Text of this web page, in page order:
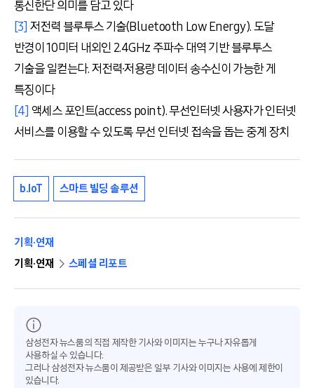
통신한단 의미를 담고 있다
[3] 저전력 블루투스 기술(Bluetooth Low Energy). 도달
반경이 10미터 내외인 2.4GHz 주파수 대역 기반 블루투스
기술을 일컫는다. 저전력∙저용량 데이터 송수신이 가능한 게
특징이다
[4] 액세스 포인트(access point). 무선인터넷 사용자가 인터넷
서비스를 이용할 수 있도록 무선 인터넷 접속을 돕는 중계 장치
b.IoT 스마트 빌딩 솔루션
기획·연재
기획·연재
스페셜 리포트
삼성전자 뉴스룸의 직접 제작한 기사와 이미지는 누구나 자유롭게
사용하실 수 있습니다.
그러나 삼성전자 뉴스룸이 제공받은 일부 기사와 이미지는 사용에 제한이
있습니다.